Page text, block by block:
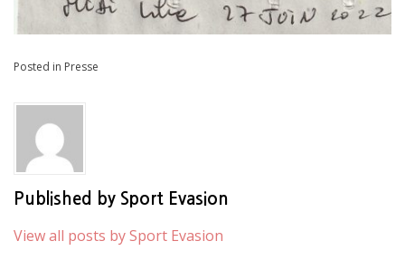
Posted in Presse
Published by Sport Evasion
View all posts by Sport Evasion